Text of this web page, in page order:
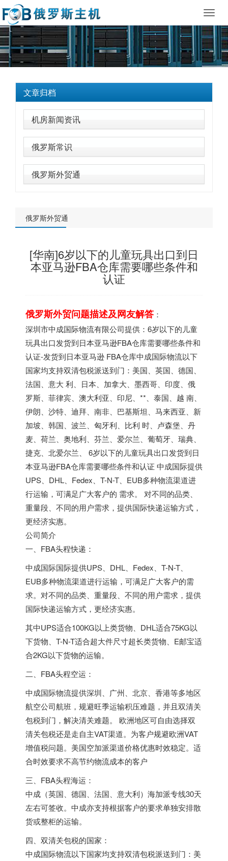
文章归档
机房新闻资讯
俄罗斯常识
俄罗斯外贸通
俄罗斯外贸通
[华南]6岁以下的儿童玩具出口到日
本亚马逊FBA仓库需要哪些条件和
认证
俄罗斯外贸问题描述及网友解答：
深圳市中成国际物流有限公司提供：6岁以下的儿童
玩具出口发货到日本亚马逊FBA仓库需要哪些条件和
认证-发货到日本亚马逊 FBA仓库中成国际物流以下
国家均支持双清包税派送到门：美国、英国、德国、
法国、意大 利、日本、加拿大、墨西哥、印度、俄
罗斯、菲律宾、澳大利亚、印尼、**、泰国、越 南、
伊朗、沙特、迪拜、南非、巴基斯坦、马来西亚、新
加坡、韩国、波兰、匈牙利、比利 时、卢森堡、丹
麦、荷兰、奥地利、芬兰、爱尔兰、葡萄牙、瑞典、
捷克、北爱尔兰、 6岁以下的儿童玩具出口发货到日
本亚马逊FBA仓库需要哪些条件和认证 中成国际提供
UPS、DHL、Fedex、T-N-T、EUB多种物流渠道进
行运输，可满足广大客户的 需求。 对不同的品类、
重量段、不同的用户需求，提供国际快递运输方式，
更经济实惠。
公司简介
一、FBA头程快递：
中成国际国际提供UPS、DHL、Fedex、T-N-T、
EUB多种物流渠道进行运输，可满足广大客户的需
求。对不同的品类、重量段、不同的用户需求，提供
国际快递运输方式，更经济实惠。
其中UPS适合100KG以上类货物、DHL适合75KG以
下货物、T-N-T适合超大件尺寸超长类货物、E邮宝适
合2KG以下货物的运输。
二、FBA头程空运：
中成国际物流提供深圳、广州、北京、香港等多地区
航空公司航班，规避旺季运输积压难题，并且双清关
包税到门，解决清关难题。 欧洲地区可自由选择双
清关包税还是走自主VAT渠道。为客户规避欧洲VAT
增值税问题。美国空加派渠道价格优惠时效稳定。适
合时效要求不高节约物流成本的客户
三、FBA头程海运：
中成（英国、德国、法国、意大利）海加派专线30天
左右可签收。中成亦支持根据客户的要求单独安排散
货或整柜的运输。
四、双清关包税的国家：
中成国际物流以下国家均支持双清包税派送到门：美